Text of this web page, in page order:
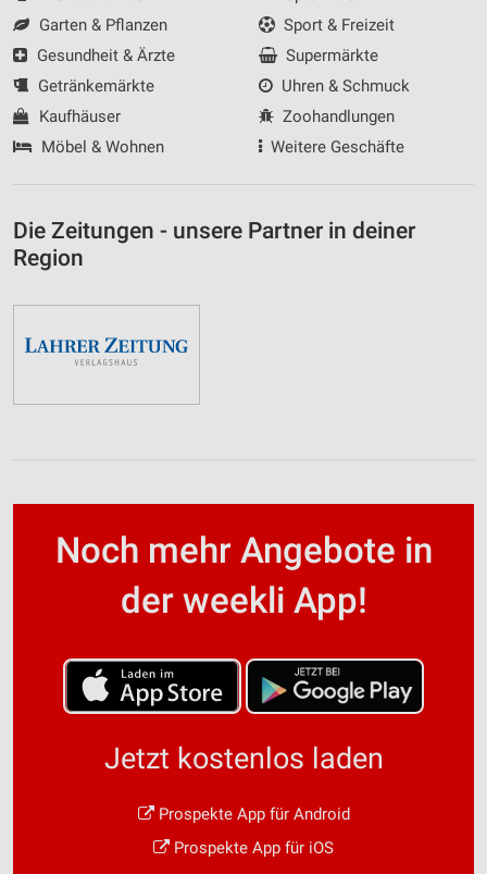
Garten & Pflanzen
Gesundheit & Ärzte
Getränkemärkte
Kaufhäuser
Möbel & Wohnen
Sport & Freizeit
Supermärkte
Uhren & Schmuck
Zoohandlungen
Weitere Geschäfte
Die Zeitungen - unsere Partner in deiner
Region
Noch mehr Angebote in
der weekli App!
Jetzt kostenlos laden
Prospekte App für Android
Prospekte App für iOS